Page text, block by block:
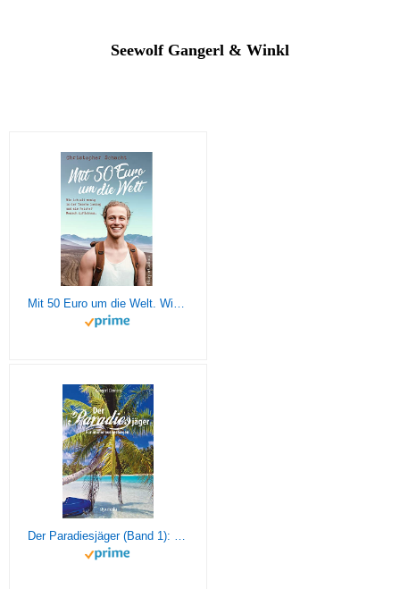
Seewolf Gangerl & Winkl